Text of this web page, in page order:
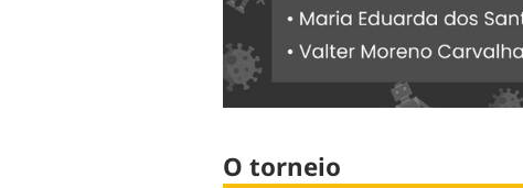
O torneio